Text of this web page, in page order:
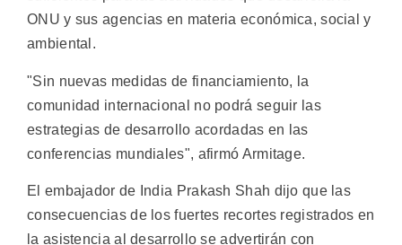
ONU y sus agencias en materia económica, social y
ambiental.
"Sin nuevas medidas de financiamiento, la
comunidad internacional no podrá seguir las
estrategias de desarrollo acordadas en las
conferencias mundiales", afirmó Armitage.
El embajador de India Prakash Shah dijo que las
consecuencias de los fuertes recortes registrados en
la asistencia al desarrollo se advertirán con